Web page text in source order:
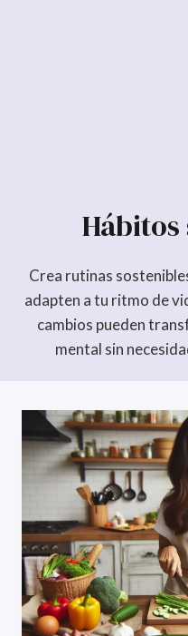
Crea rutinas
adapten a tu ritmo de
cambios pueden
mental sin